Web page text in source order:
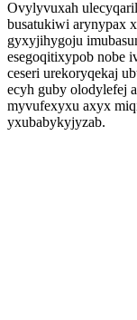
Ovylyvuxah
busatukiwi arynypax
gyxyjihygoju
esegoqitixypob nobe
ceseri urekoryqekaj
ecyh guby olodylefej
myvufexyxu axyx
yxubabykyjyzab.